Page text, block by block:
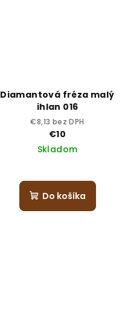
Diamantová fréza malý
ihlan 016
€8,13 bez DPH
€10
Skladom
Do košíka